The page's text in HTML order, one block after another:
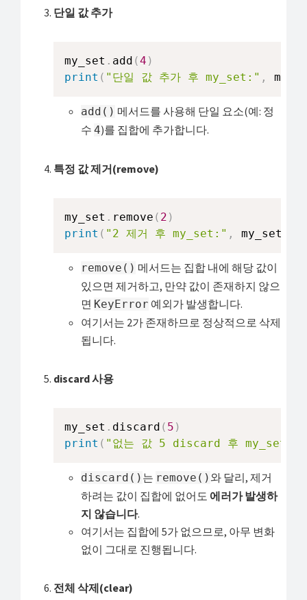
단일 값 추가
my_set . add (4 )
print ( "단일 값 추가 후 my_set:" ,
add() 메서드를 사용해 단일 요소(예: 정
수 4)를 집합에 추가합니다.
특정 값 제거(remove)
my_set . remove ( 2 )
print ( "2 제거 후 my_set:" , my_set
remove() 메서드는 집합 내에 해당 값이
있으면 제거하고, 만약 값이 존재하지 않으
면 KeyError 예외가 발생합니다.
여기서는 2가 존재하므로 정상적으로 삭제
됩니다.
discard 사용
my_set . discard ( 5 )
print ( "없는 값 5 discard 후 my_set:"
discard() 는 remove() 와 달리, 제거
하려는 값이 집합에 없어도 에러가 발생하
지 않습니다.
여기서는 집합에 5가 없으므로, 아무 변화
없이 그대로 진행됩니다.
전체 삭제(clear)